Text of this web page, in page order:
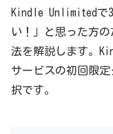
Kindle Unlimitedで
い！」と思った方
法を解説します。
サービスの初回限
択です。